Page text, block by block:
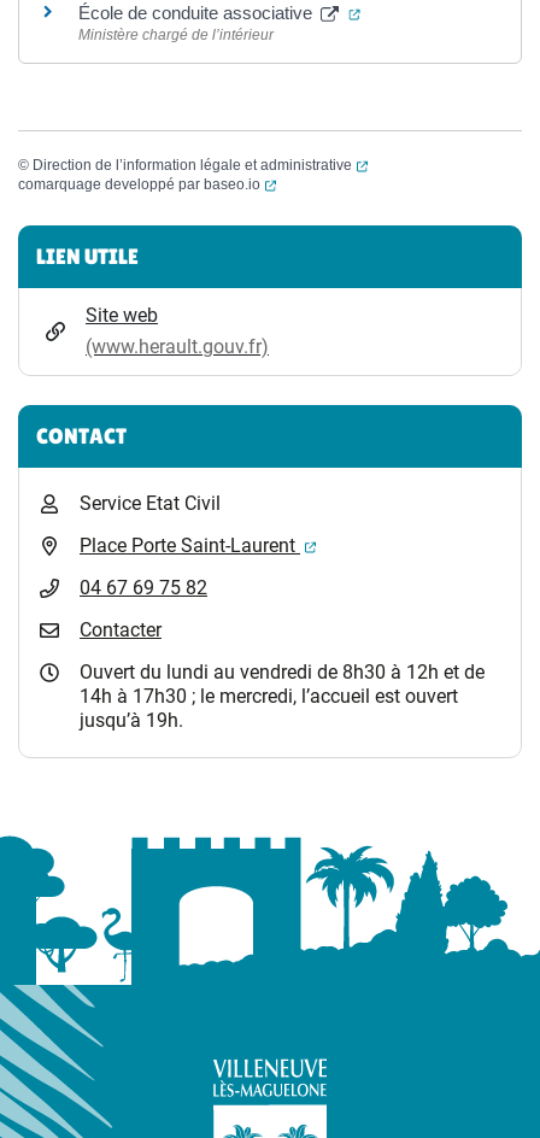
École de conduite associative (ouverture dans un
Ministère chargé de l’intérieur
© Direction de l’information légale et administrative
(ouverture dans un
comarquage developpé par baseo.io (ouverture dans un nouvel onglet)
Informations complémentaires
LIEN UTILE
Site web
(www.herault.gouv.fr)
CONTACT
Service Etat Civil
Place Porte Saint-Laurent
(ouverture dans un
04 67 69 75 82
Contacter
Ouvert du lundi au vendredi de 8h30 à 12h et de
14h à 17h30 ; le mercredi, l’accueil est ouvert
jusqu’à 19h.